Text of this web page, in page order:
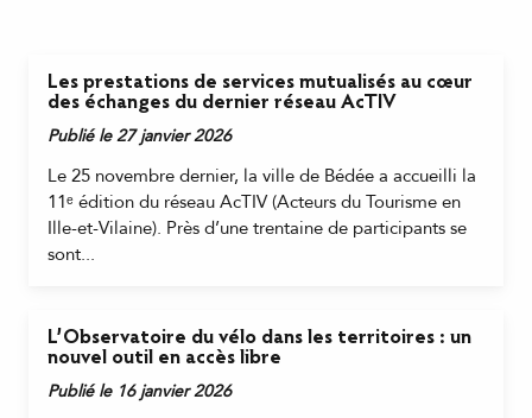
Les prestations de services mutualisés au cœur
des échanges du dernier réseau AcTIV
Publié le 27 janvier 2026
Le 25 novembre dernier, la ville de Bédée a accueilli la
11ᵉ édition du réseau AcTIV (Acteurs du Tourisme en
Ille-et-Vilaine). Près d’une trentaine de participants se
sont...
L’Observatoire du vélo dans les territoires : un
nouvel outil en accès libre
Publié le 16 janvier 2026